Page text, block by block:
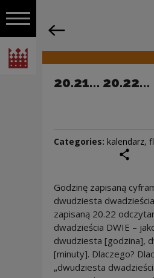
Open navigation
National Centre for Culture Poland
Navigation
20.21… 20.22…
Categories: kalendarz,
Godzinę zapisaną
dwudziesta
zapisaną 20.22
dwadzieścia DWIE –
dwudziesta [godzina],
[minuty]. Dlaczego?
„dwudziesta